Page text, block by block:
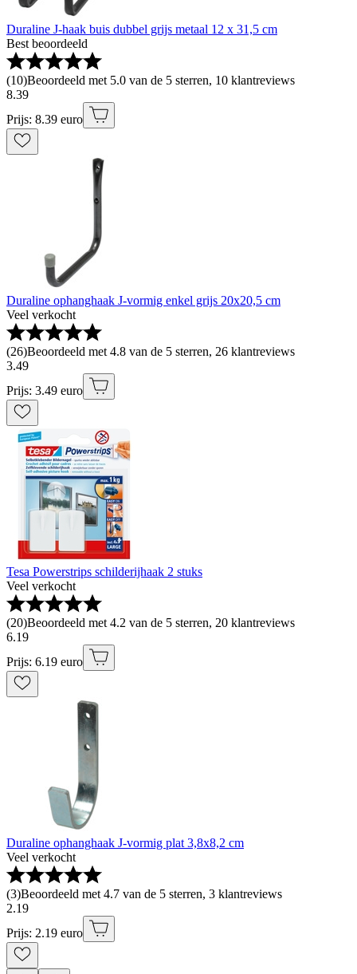
Duraline J-haak buis dubbel grijs metaal 12 x 31,5 cm
Best beoordeeld
(10)Beoordeeld met 5.0 van de 5 sterren, 10 klantreviews
8.39
Prijs: 8.39 euro
Duraline ophanghaak J-vormig enkel grijs 20x20,5 cm
Veel verkocht
(26)Beoordeeld met 4.8 van de 5 sterren, 26 klantreviews
3.49
Prijs: 3.49 euro
Tesa Powerstrips schilderijhaak 2 stuks
Veel verkocht
(20)Beoordeeld met 4.2 van de 5 sterren, 20 klantreviews
6.19
Prijs: 6.19 euro
Duraline ophanghaak J-vormig plat 3,8x8,2 cm
Veel verkocht
(3)Beoordeeld met 4.7 van de 5 sterren, 3 klantreviews
2.19
Prijs: 2.19 euro